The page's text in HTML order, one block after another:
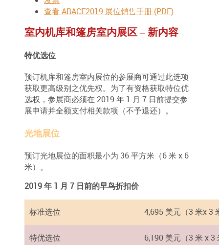
查看 ABACE2019 展位销售手册 (PDF)
室内机库和篷房室内展区 – 新内容
特优选位
预订机库和篷房室内展位的参展商可通过此选项
获取更高级别之优先权。为了有资格获取特位优
选权，参展商必须在 2019 年 1 月 7 日前提交参
展申请并全额支付相关款项（不予退还）。
光地展位
预订光地展位的面积最小为 36 平方米（6 米 x 6
米）。
2019 年 1 月 7 日前的早鸟折扣价
标准选位 4,695 美元（3 米x 3
特优选位 6,190 美元（3 米 x 3